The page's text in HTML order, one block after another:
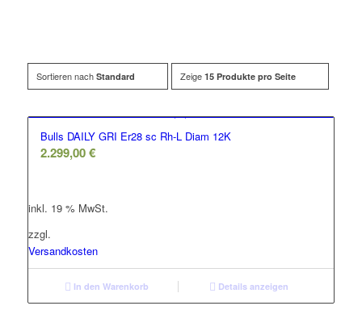
Sortieren nach Standard Zeige 15 Produkte pro Seite
Bulls DAILY GRI Er28 sc Rh-L Diam 12K
2.299,00€
inkl. 19 % MwSt.
zzgl.
Versandkosten
In den Warenkorb Details anzeigen